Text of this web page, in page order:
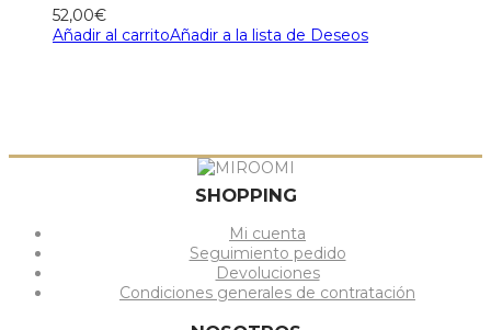
52,00€
Añadir al carritoAñadir a la lista de Deseos
SHOPPING
Mi cuenta
Seguimiento pedido
Devoluciones
Condiciones generales de contratación